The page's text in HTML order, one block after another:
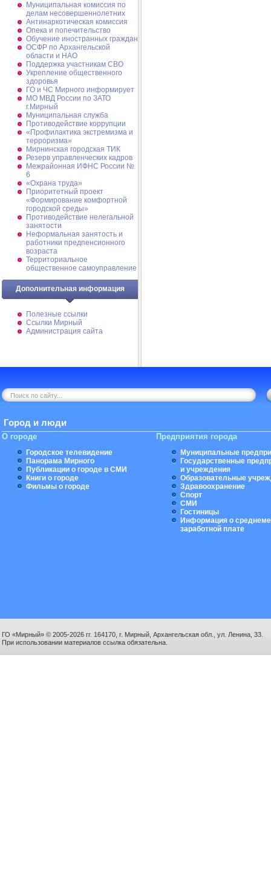
Муниципальная комиссия по
делам несовершеннолетних
Антинаркотическая комиссия
Опека и попечительство
Обучение иностранных граждан
ОСФР по Архангельской
области и НАО
Поддержка участникам СВО
Укрепление общественного
здоровья
ГО и ЧС Мирного информирует
МО МВД России по ЗАТО
г.Мирный
Муниципальная cлужба
Противодействие коррупции
«Профилактика экстремизма и
терроризма»
Мирнинская городская ТИК
Резерв управленческих кадров
Межрайонная ИФНС России №
6
«Охрана труда»
Приоритетный проект
«Формирование комфортной
городской среды»
Противодействие нелегальной
занятости
Неформальная занятость и
работники предпенсионного
возраста
Территориальное
общественное самоуправление
Дополнительная информация
Полезные ссылки
Ссылки Мирный
Администрация сайта
Город и люди
О городе
Городское телевидение
Панорама Мирного
Публикации о городе в СМИ
Книги о городе
Фильмы о городе
Предприятия города
Муниципальные
Государственные
и учреждения
Образовательные
Здравоохранение
Спорт
СМИ
Гостиницы
Информация о
заработной плате
ГО «Мирный» © 2005-2026 гг. 164170, г. Мирный, Архангельская обл., ул. Ленина, 33.
При использовании материалов ссылка обязательна.